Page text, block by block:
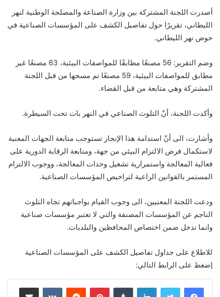
أصدرت اللجنة المشتركة بين وزارة الصناعة والمصلحة الوطنية لنهر
الليطاني، تقريرًا حول تفاصيل الكشف على المؤسسات الصناعية في
حوض نهر الليطاني.
وضم التقرير: 56 مصنعًا مطابقًا للمواصفات البيئية، 63 مصنعًا غير
مطابق للمواصفات البيئية، ‌59 مصنعًا تم مسحها من قبل اللجنة
المشتركة وهي متابعة من قبل القضاء.
وأكدت اللجنة، أنّ التلوث الصناعي في النهر بات تحت السيطرة.
وأشارت، الى أنّ استدامة هذا الإنجاز تستوجب متابعة الجهات المعنية
لاستكمال فرض الالتزام البيئي من جهة، ومتابعة الرقابة الدورية على
فعالية المعالجة واستمرارية تشغيل وحدات المعالجة، ووجوب الالتزام
المستمر بالقوانين الراعية لتراخيص المؤسسات الصناعية.
ودعت اللجنة المعنيين، الى وجوب القيام بواجباتهم تجاه التلوث
الناجم عن المؤسسات المصنفة والتي لا تعتبر مؤسسات صناعية
وانما تدخل ضمن اختصاص المحافظين والبلديات.
للاطلاع على جداول تفاصيل الكشف على المؤسسات الصناعية
إضغط على الرابط التالي:
لينكدإن بينتيريست